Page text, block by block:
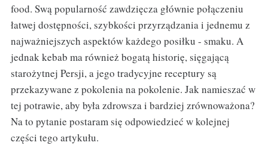
food. Swą popularność zawdzięcza głównie połączeniu
łatwej dostępności, szybkości przyrządzania i jednemu z
najważniejszych aspektów każdego posiłku - smaku. A
jednak kebab ma również bogatą historię, sięgającą
starożytnej Persji, a jego tradycyjne receptury są
przekazywane z pokolenia na pokolenie. Jak namieszać w
tej potrawie, aby była zdrowsza i bardziej zrównoważona?
Na to pytanie postaram się odpowiedzieć w kolejnej
części tego artykułu.